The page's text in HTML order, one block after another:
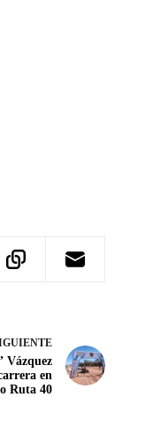
Vázquez
en
Ruta 40